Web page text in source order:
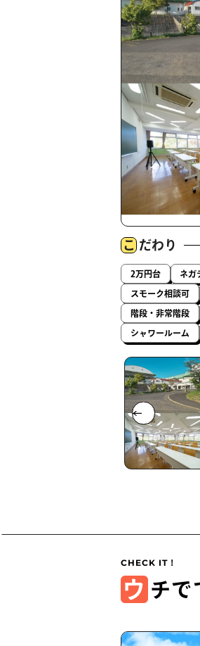
こ だわり
2万円台 ネガ
スモーク相談可
階段・非常階段
シャワールーム
ウ チで